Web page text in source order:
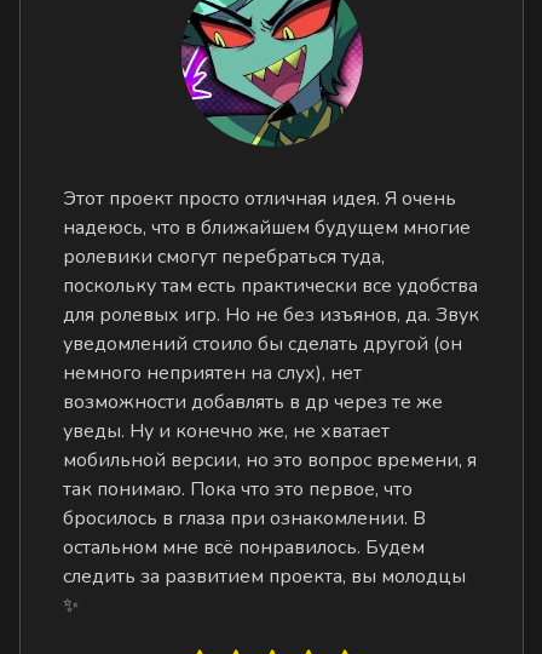
Этот проект просто отличная идея. Я очень
надеюсь, что в ближайшем будущем многие
ролевики смогут перебраться туда,
поскольку там есть практически все удобства
для ролевых игр. Но не без изъянов, да. Звук
уведомлений стоило бы сделать другой (он
немного неприятен на слух), нет
возможности добавлять в др через те же
уведы. Ну и конечно же, не хватает
мобильной версии, но это вопрос времени, я
так понимаю. Пока что это первое, что
бросилось в глаза при ознакомлении. В
остальном мне всё понравилось. Будем
следить за развитием проекта, вы молодцы
✨